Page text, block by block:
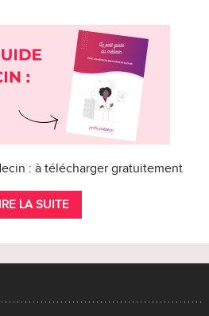
: à télécharger gratuitement
LA SUITE